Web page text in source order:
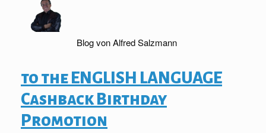
Blog von Alfred Salzmann
to the ENGLISH LANGUAGE
Cashback Birthday
Promotion